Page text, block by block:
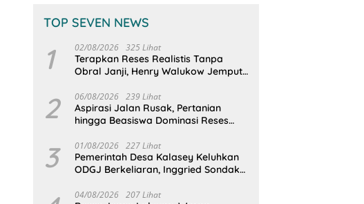
TOP SEVEN NEWS
1 02/08/2026 325 Lihat
Terapkan Reses Realistis Tanpa
Obral Janji, Henry Walukow Jemput
Desa
2 06/08/2026 239 Lihat
Aspirasi Jalan Rusak, Pertanian
hingga Beasiswa Dominasi Reses
3 01/08/2026 227 Lihat
Pemerintah Desa Kalasey Keluhkan
ODGJ Berkeliaran, Inggried Sondakh
04/08/2026 207 Lihat